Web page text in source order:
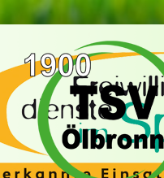
Inhalt
springen